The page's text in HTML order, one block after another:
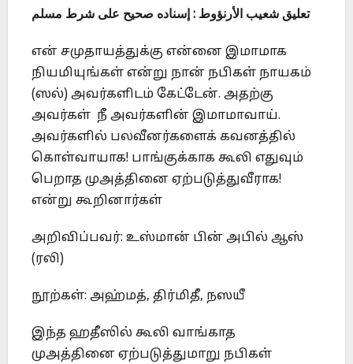
تعليق شعيب الأرنؤوط : إسناده صحيح على شرط مسلم
என் சமுதாயத்துக்கு என்னை இமாமாக
நியமியுங்கள் என்று நான் நபிகள் நாயகம்
(ஸல்) அவர்களிடம் கேட்டேன். அதற்கு
அவர்கள் நீ அவர்களின் இமாமாவாய்.
அவர்களில் பலவீனர்களைக் கவனத்தில்
கொள்வாயாக! பாங்குக்காக கூலி எதுவும்
பெறாத முஅத்தினை ஏற்படுத்துவீராக!
என்று கூறினார்கள்
அறிவிப்பவர்: உஸ்மான் பின் அபில் ஆஸ்
(ரலி)
நூற்கள்: அஹ்மத், திர்மிதீ, நஸயீ
இந்த ஹதீஸில் கூலி வாங்காத
முஅத்தினை ஏற்படுத்துமாறு நபிகள்